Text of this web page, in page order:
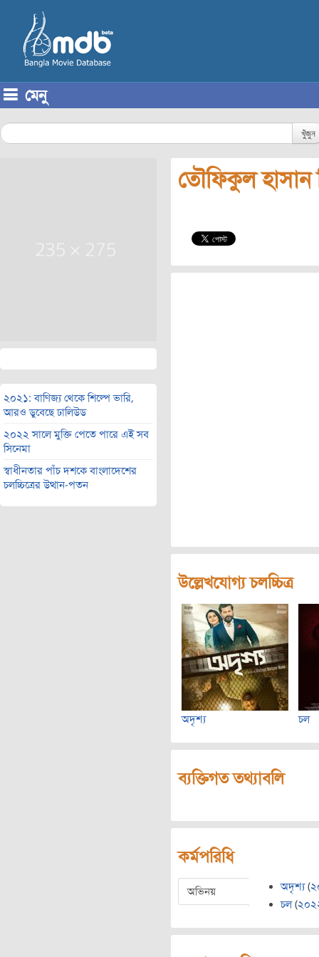
মেনু
খুঁজুন
২০২১: বাণিজ্য থেকে শিল্পে ভারি,
আরও ডুবেছে ঢালিউড
২০২২ সালে মুক্তি পেতে পারে এই সব
সিনেমা
স্বাধীনতার পাঁচ দশকে বাংলাদেশের
চলচ্চিত্রের উত্থান-পতন
তৌফিকুল হাসান
উল্লেখযোগ্য চলচ্চিত্র
অদৃশ্য চল
ব্যক্তিগত তথ্যাবলি
কর্মপরিধি
অভিনয় অদৃশ্য(
চল(